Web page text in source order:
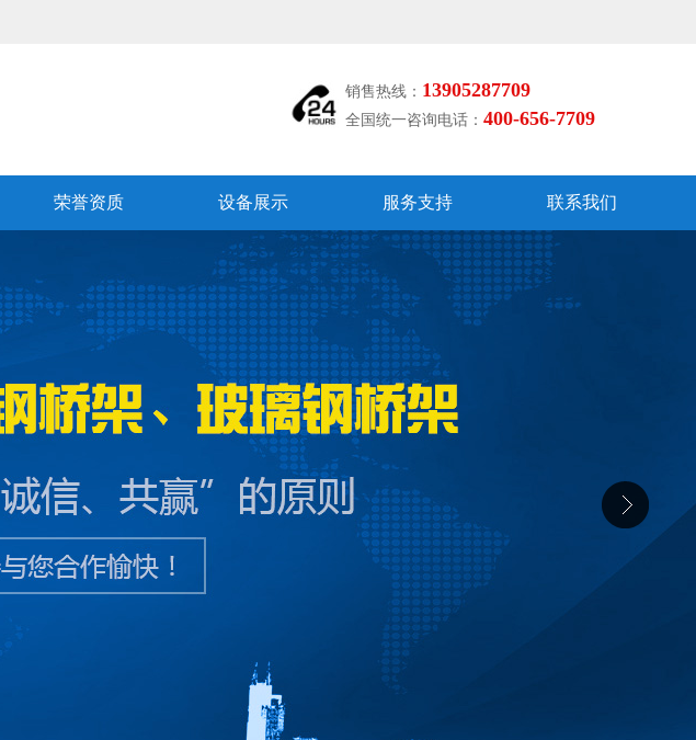
销售热线： 13905287709
全国统一咨询电话： 400-656-7709
荣誉资质 设备展示 服务支持 联系我们